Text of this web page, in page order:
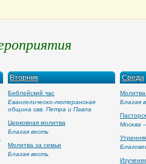
Вторник
Библейский час
Евангелическо-лютеранская
община свв. Петра и Павла
Церковная молитва
Благая весть
Молитва за семьи
Благая весть
Среда
Благая
Москва